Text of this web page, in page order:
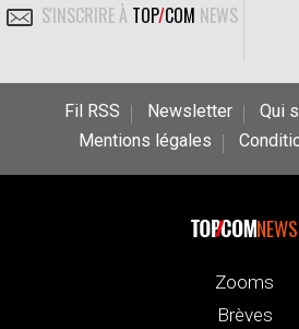
S'INSCRIRE À TOP/COM NEWS
Fil RSS Newsletter
Qui
Mentions légales
NEWS
Zooms
Brèves